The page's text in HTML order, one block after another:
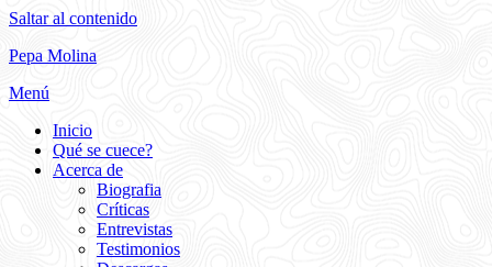
Saltar al contenido
Pepa Molina
Menú
Inicio
Qué se cuece?
Acerca de
Biografia
Críticas
Entrevistas
Testimonios